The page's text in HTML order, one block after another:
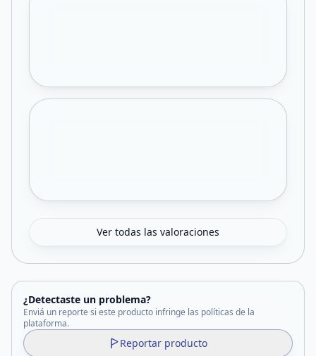
Ver todas las valoraciones
¿Detectaste un problema?
Enviá un reporte si este producto infringe las políticas de la
plataforma.
Reportar producto